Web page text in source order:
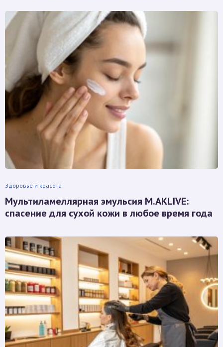
Здоровье и красота
Мультиламеллярная эмульсия M.AKLIVE:
спасение для сухой кожи в любое время года